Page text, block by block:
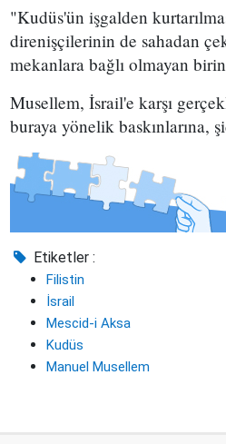
"Kudüs'ün işgalden
direnişçilerinin de sahadan
mekanlara bağlı olmayan
Musellem, İsrail'e karşı
buraya yönelik baskınlarına,
Etiketler :
Filistin
İsrail
Mescid-i Aksa
Kudüs
Manuel Musellem